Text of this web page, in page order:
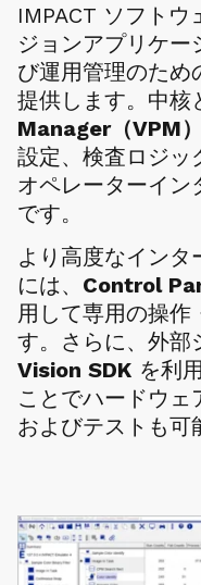
IMPACT ソフト
ジョンアプリケー
び運用管理のため
提供します。中核
Manager（VPM）
設定、検査ロジッ
オペレーターイン
です。
より高度なインタ
には、 Control
用して専用の操作
す。さらに、外部
Vision SDK を利
ことでハードウェ
およびテストも可